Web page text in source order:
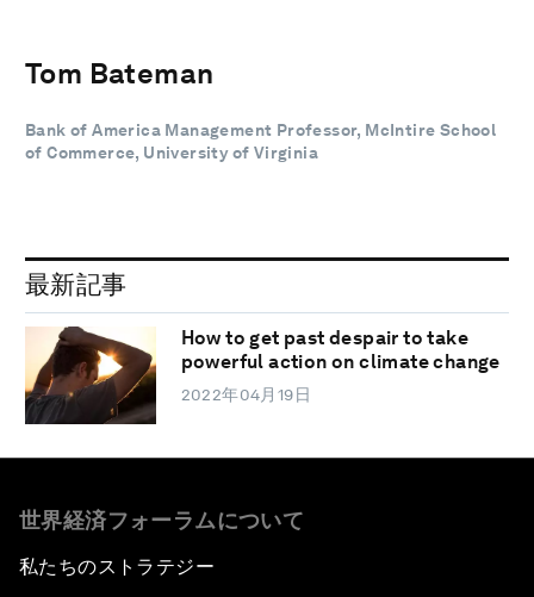
Tom Bateman
Bank of America Management Professor, McIntire School
of Commerce, University of Virginia
最新記事
How to get past despair to take
powerful action on climate change
2022年04月19日
世界経済フォーラムについて
私たちのストラテジー